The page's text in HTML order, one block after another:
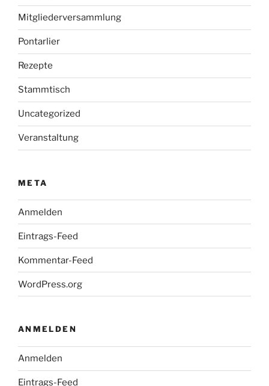
Mitgliederversammlung
Pontarlier
Rezepte
Stammtisch
Uncategorized
Veranstaltung
META
Anmelden
Eintrags-Feed
Kommentar-Feed
WordPress.org
ANMELDEN
Anmelden
Eintrags-Feed